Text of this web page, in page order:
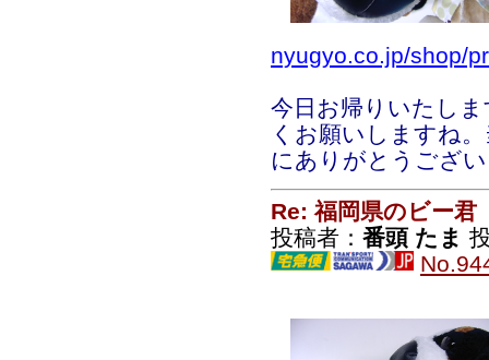
nyugyo.co.jp/shop/
今日お帰りいたし
くお願いしますね
にありがとうござ
Re: 福岡県のビー君
投稿者： 番頭 たま